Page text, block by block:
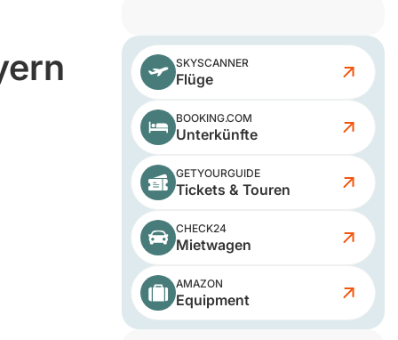
SKYSCANNER
Flüge
BOOKING.COM
Unterkünfte
GETYOURGUIDE
Tickets & Touren
CHECK24
Mietwagen
AMAZON
Equipment